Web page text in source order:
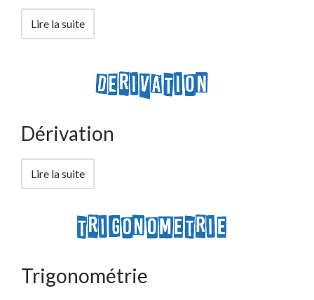
Lire la suite
Dérivation
Lire la suite
Trigonométrie